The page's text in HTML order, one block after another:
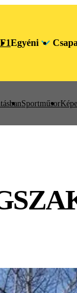
F1Egyéni
Sportműsor